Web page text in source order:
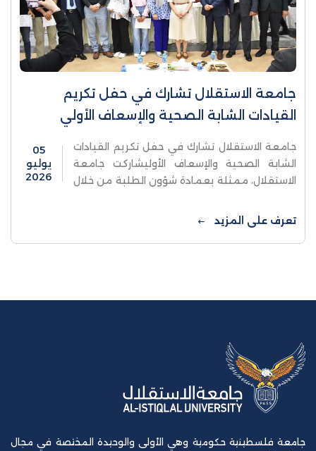
جامعة الاستقلال تشارك في حفل تكريم
القيادات الشابة الصحية والإسعاف الأولي
جامعة الاستقلال تشارك في حفل تكريم القيادات
الشابة الصحية والإسعاف الأوليشاركت جامعة
الاستقلال، ممثلة بعمادة شؤون الطلبة من خلال
المتدربين الذين استكملوا متطلبات ...
05
يوليو
2026
تعرف على المزيد
جامعة فلسطينية حكومية وهي الأولى والوحيدة المختصة في مجال